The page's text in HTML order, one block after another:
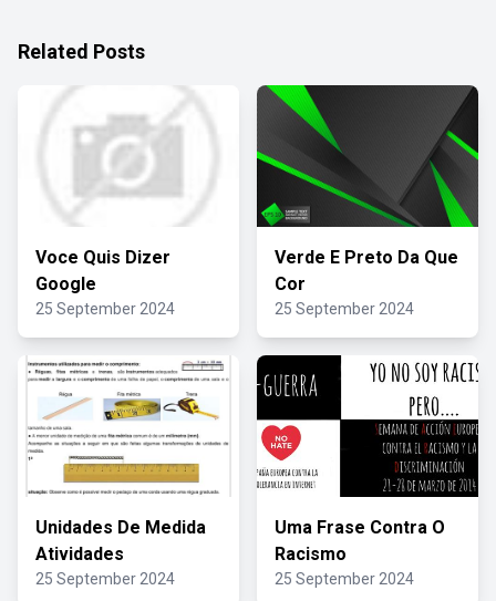
Related Posts
Voce Quis Dizer
Google
25 September 2024
Verde E Preto Da Que
Cor
25 September 2024
Unidades De Medida
Atividades
25 September 2024
Uma Frase Contra O
Racismo
25 September 2024